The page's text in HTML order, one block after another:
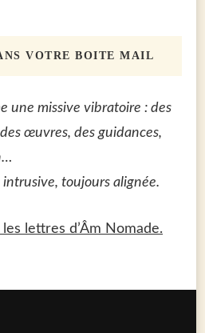
VOTRE BOITE MAIL
une missive vibratoire : des
œuvres, des guidances,
toujours alignée.
lettres d’Âm Nomade.